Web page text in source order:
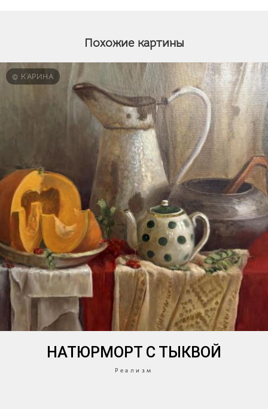
Похожие картины
© КАРИНА
НАТЮРМОРТ С ТЫКВОЙ
Реализм